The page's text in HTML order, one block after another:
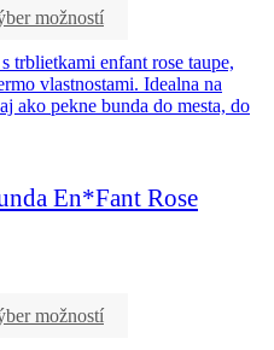
možností
En*Fant Rose
možností